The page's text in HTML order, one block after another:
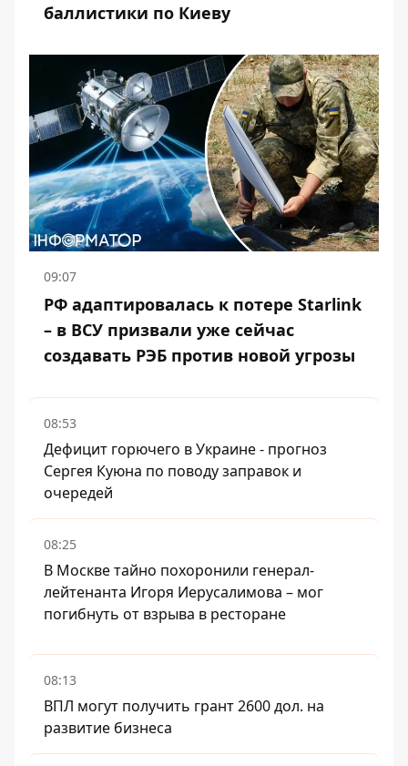
баллистики по Киеву
09:07
РФ адаптировалась к потере Starlink
– в ВСУ призвали уже сейчас
создавать РЭБ против новой угрозы
08:53
Дефицит горючего в Украине - прогноз
Сергея Куюна по поводу заправок и
очередей
08:25
В Москве тайно похоронили генерал-
лейтенанта Игоря Иерусалимова – мог
погибнуть от взрыва в ресторане
08:13
ВПЛ могут получить грант 2600 дол. на
развитие бизнеса